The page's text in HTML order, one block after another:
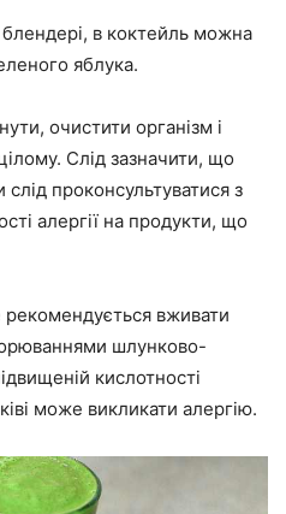
блендері, в коктейль можна
яблука.
очистити організм і
. Слід зазначити, що
проконсультуватися з
алергії на продукти, що
рекомендується вживати
шлунково-
кислотності
може викликати алергію.